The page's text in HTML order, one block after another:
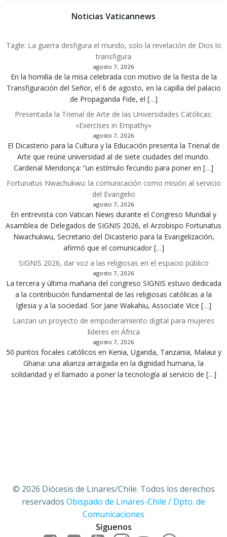
Noticias Vaticannews
Tagle: La guerra desfigura el mundo, solo la revelación de Dios lo
transfigura
agosto 7, 2026
En la homilía de la misa celebrada con motivo de la fiesta de la
Transfiguración del Señor, el 6 de agosto, en la capilla del palacio
de Propaganda Fide, el […]
Presentada la Trienal de Arte de las Universidades Católicas:
«Exercises in Empathy»
agosto 7, 2026
El Dicasterio para la Cultura y la Educación presenta la Trienal de
Arte que reúne universidad al de siete ciudades del mundo.
Cardenal Mendonça: “un estímulo fecundo para poner en […]
Fortunatus Nwachukwu: la comunicación como misión al servicio
del Evangelio
agosto 7, 2026
En entrevista con Vatican News durante el Congreso Mundial y
Asamblea de Delegados de SIGNIS 2026, el Arzobispo Fortunatus
Nwachukwu, Secretario del Dicasterio para la Evangelización,
afirmó que el comunicador […]
SIGNIS 2026, dar voz a las religiosas en el espacio público
agosto 7, 2026
La tercera y última mañana del congreso SIGNIS estuvo dedicada
a la contribución fundamental de las religiosas católicas a la
Iglesia y a la sociedad. Sor Jane Wakahiu, Associate Vice […]
Lanzan un proyecto de empoderamiento digital para mujeres
líderes en África
agosto 7, 2026
50 puntos focales católicos en Kenia, Uganda, Tanzania, Malaui y
Ghana: una alianza arraigada en la dignidad humana, la
solidaridad y el llamado a poner la tecnología al servicio de […]
© 2026 Diócesis de Linares/Chile. Todos los derechos
reservados Obispado de Linares-Chile / Dpto. de
Comunicaciones
Síguenos